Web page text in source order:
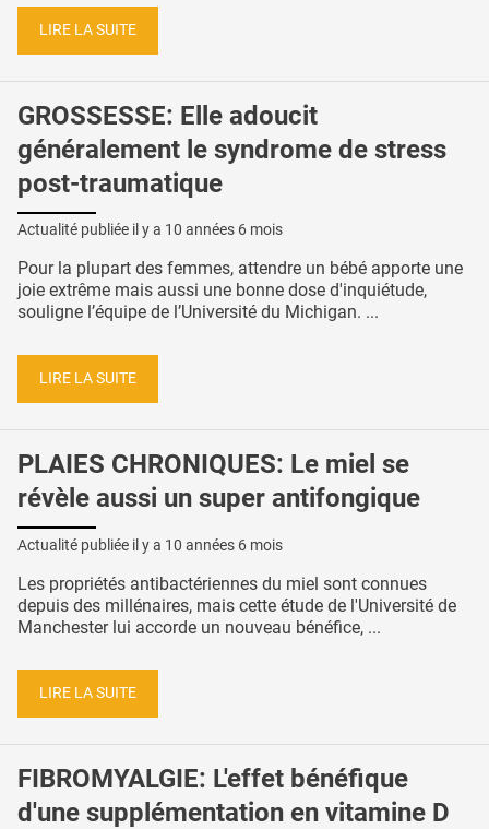
LIRE LA SUITE
GROSSESSE: Elle adoucit
généralement le syndrome de stress
post-traumatique
Actualité publiée il y a 10 années 6 mois
Pour la plupart des femmes, attendre un bébé apporte une
joie extrême mais aussi une bonne dose d'inquiétude,
souligne l’équipe de l’Université du Michigan. ...
LIRE LA SUITE
PLAIES CHRONIQUES: Le miel se
révèle aussi un super antifongique
Actualité publiée il y a 10 années 6 mois
Les propriétés antibactériennes du miel sont connues
depuis des millénaires, mais cette étude de l'Université de
Manchester lui accorde un nouveau bénéfice, ...
LIRE LA SUITE
FIBROMYALGIE: L'effet bénéfique
d'une supplémentation en vitamine D